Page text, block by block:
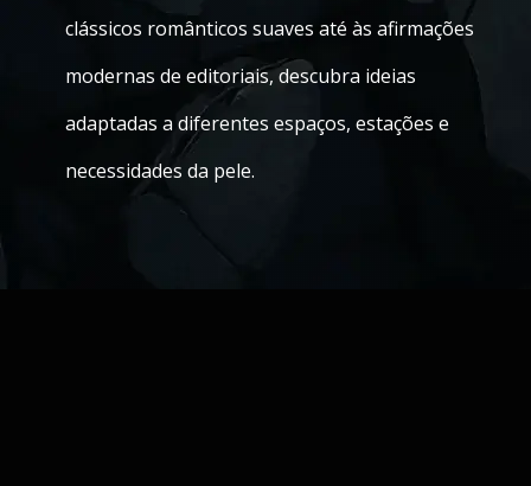
clássicos românticos suaves até às afirmações
modernas de editoriais, descubra ideias
adaptadas a diferentes espaços, estações e
necessidades da pele.